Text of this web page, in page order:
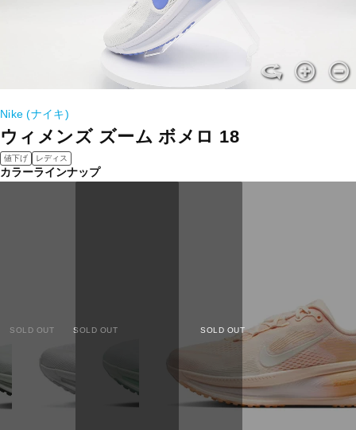
Nike (ナイキ)
ウィメンズ ズーム ボメロ 18
値下げ レディス
カラーラインナップ
SOLD OUT SOLD OUT SOLD OUT